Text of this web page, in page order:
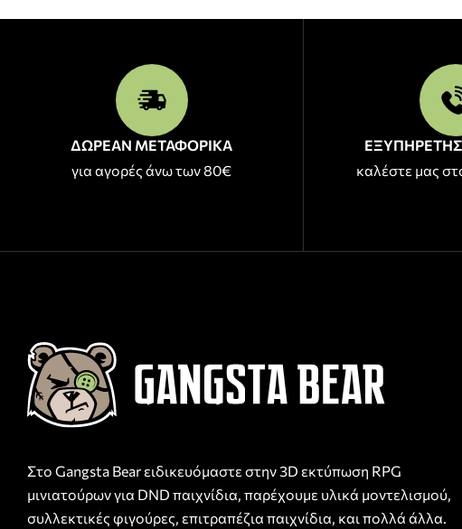
ΔΩΡΕΑΝ ΜΕΤΑΦΟΡΙΚΑ
για αγορές άνω των 80€
καλέστε μας
Στο Gangsta Bear ειδικευόμαστε στην 3D εκτύπωση RPG
μινιατούρων για DND παιχνίδια, παρέχουμε υλικά μοντελισμού,
συλλεκτικές φιγούρες, επιτραπέζια παιχνίδια, και πολλά άλλα.